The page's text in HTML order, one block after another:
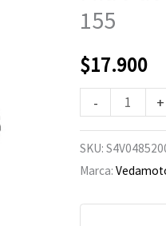
155
$17.900
-
NMAX
cantidad
+
SKU:
Marca: